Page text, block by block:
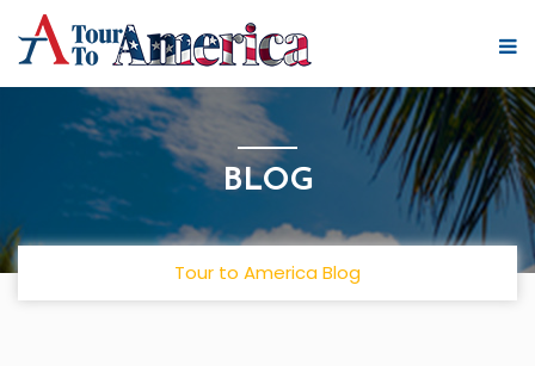
BLOG
Tour to America Blog